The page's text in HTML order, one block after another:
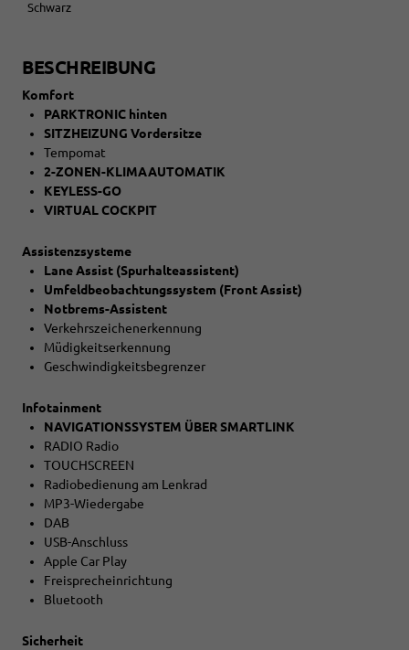
Schwarz
BESCHREIBUNG
Komfort
PARKTRONIC hinten
SITZHEIZUNG Vordersitze
Tempomat
2-ZONEN-KLIMAAUTOMATIK
KEYLESS-GO
VIRTUAL COCKPIT
Assistenzsysteme
Lane Assist (Spurhalteassistent)
Umfeldbeobachtungssystem (Front Assist)
Notbrems-Assistent
Verkehrszeichenerkennung
Müdigkeitserkennung
Geschwindigkeitsbegrenzer
Infotainment
NAVIGATIONSSYSTEM ÜBER SMARTLINK
RADIO Radio
TOUCHSCREEN
Radiobedienung am Lenkrad
MP3-Wiedergabe
DAB
USB-Anschluss
Apple Car Play
Freisprecheinrichtung
Bluetooth
Sicherheit